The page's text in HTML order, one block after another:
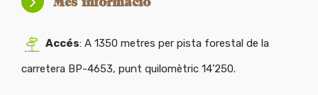
Accés: A 1350 metres per pista forestal de la
carretera BP-4653, punt quilomètric 14’250.